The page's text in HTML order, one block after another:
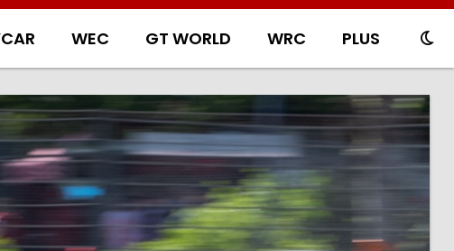
WEC GT WORLD WRC PLUS